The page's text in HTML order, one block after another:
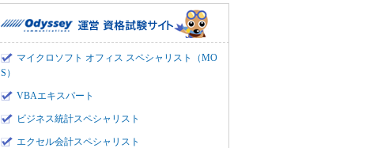
マイクロソフト オフィス スペシャリスト（MO
S）
VBAエキスパート
ビジネス統計スペシャリスト
エクセル会計スペシャリスト